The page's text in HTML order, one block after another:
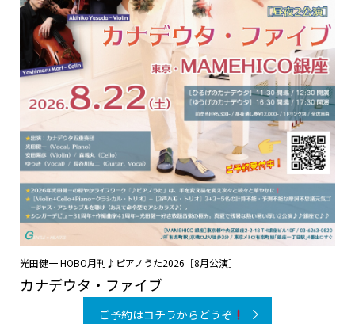
光田健一 HOBO月刊♪ピアノうた2026［8月公演］
カナデウタ・ファイブ
ご予約はコチラからどうぞ